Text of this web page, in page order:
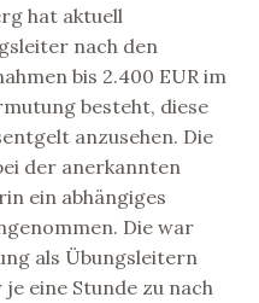
hat aktuell
nach den
bis 2.400 EUR im
besteht, diese
anzusehen. Die
der anerkannten
ein abhängiges
Die war
als Übungsleitern
eine Stunde zu nach